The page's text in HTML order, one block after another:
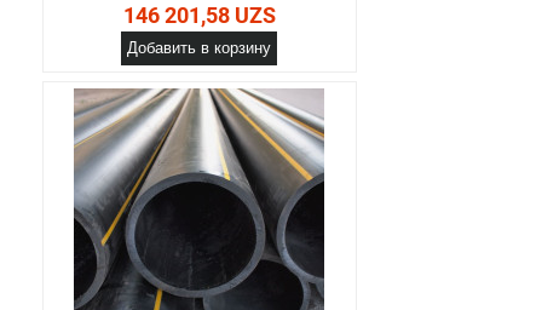
146 201,58 UZS
Добавить в корзину